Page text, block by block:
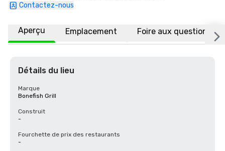
Contactez-nous
Aperçu Emplacement Foire aux questions
Détails du lieu
Marque
Bonefish Grill
Construit
-
Fourchette de prix des restaurants
-